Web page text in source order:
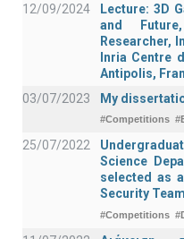
12/09/2024
Lecture: 3D
and
Researcher,
Inria Centre
Antipolis,
03/07/2023
My
#Competitions
25/07/2022
Science
selected as
Security Team
#Competitions